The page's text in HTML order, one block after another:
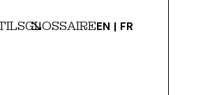
GLOSSAIREEN FR